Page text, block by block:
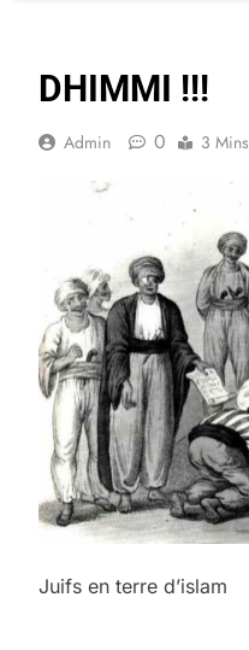
DHIMMI !!!
Admin 0 3 Mins
Juifs en terre d’islam